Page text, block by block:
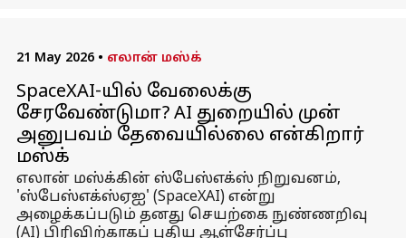
21 May 2026 • எலான் மஸ்க்
SpaceXAI-யில் வேலைக்கு
சேரவேண்டுமா? AI துறையில் முன்
அனுபவம் தேவையில்லை என்கிறார்
மஸ்க்
எலான் மஸ்க்கின் ஸ்பேஸ்எக்ஸ் நிறுவனம்,
'ஸ்பேஸ்எக்ஸ்ஏஐ' (SpaceXAI) என்று
அழைக்கப்படும் தனது செயற்கை நுண்ணறிவு
(AI) பிரிவிற்காகப் புதிய ஆள்சேர்ப்பு